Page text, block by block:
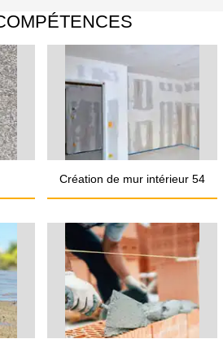
Création de mur intérieur 54